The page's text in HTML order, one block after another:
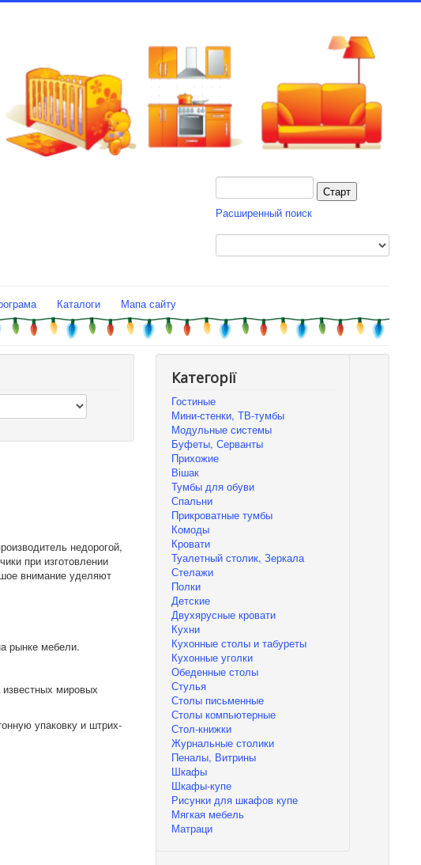
Расширенный поиск
Каталоги Мапа сайту
недорогой,
при изготовлении
внимание уделяют
рынке мебели.
мировых
упаковку и штрих-
Категорії
Гостиные
Мини-стенки, ТВ-тумбы
Модульные системы
Буфеты, Серванты
Прихожие
Вішак
Тумбы для обуви
Спальни
Прикроватные тумбы
Комоды
Кровати
Туалетный столик, Зеркала
Стелажи
Полки
Детские
Двухярусные кровати
Кухни
Кухонные столы и табуреты
Кухонные уголки
Обеденные столы
Стулья
Столы письменные
Столы компьютерные
Стол-книжки
Журнальные столики
Пеналы, Витрины
Шкафы
Шкафы-купе
Рисунки для шкафов купе
Мягкая мебель
Матраци